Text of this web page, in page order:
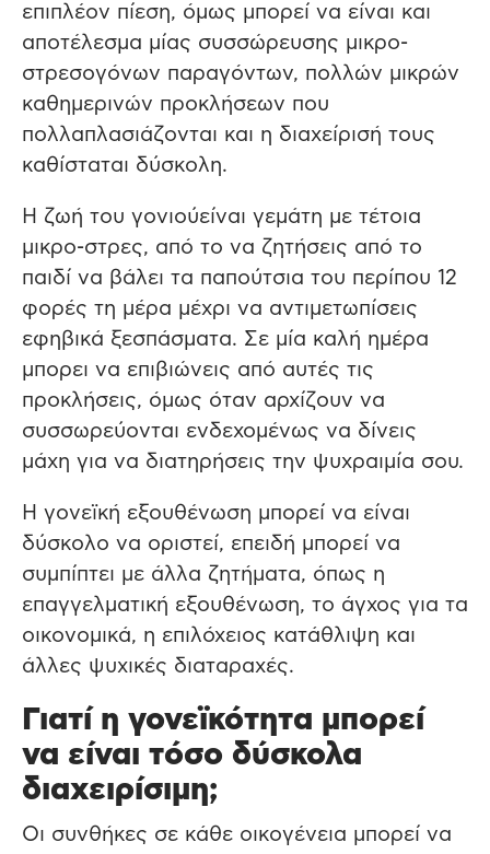
επιπλέον πίεση, όμως μπορεί να είναι και
αποτέλεσμα μίας συσσώρευσης μικρο-
στρεσογόνων παραγόντων, πολλών μικρών
καθημερινών προκλήσεων που
πολλαπλασιάζονται και η διαχείρισή τους
καθίσταται δύσκολη.
Η ζωή του γονιούείναι γεμάτη με τέτοια
μικρο-στρες, από το να ζητήσεις από το
παιδί να βάλει τα παπούτσια του περίπου 12
φορές τη μέρα μέχρι να αντιμετωπίσεις
εφηβικά ξεσπάσματα. Σε μία καλή ημέρα
μπορει να επιβιώνεις από αυτές τις
προκλήσεις, όμως όταν αρχίζουν να
συσσωρεύονται ενδεχομένως να δίνεις
μάχη για να διατηρήσεις την ψυχραιμία σου.
Η γονεϊκή εξουθένωση μπορεί να είναι
δύσκολο να οριστεί, επειδή μπορεί να
συμπίπτει με άλλα ζητήματα, όπως η
επαγγελματική εξουθένωση, το άγχος για τα
οικονομικά, η επιλόχειος κατάθλιψη και
άλλες ψυχικές διαταραχές.
Γιατί η γονεϊκότητα μπορεί
να είναι τόσο δύσκολα
διαχειρίσιμη;
Οι συνθήκες σε κάθε οικογένεια μπορεί να